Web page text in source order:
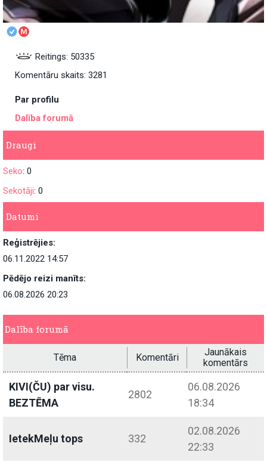
Reitings: 50335
Komentāru skaits: 3281
Par profilu
Dalība forumā
Draugi
Seko: 0
Sekotāji: 0
Datumi
Reģistrējies:
06.11.2022 14:57
Pēdējo reizi manīts:
06.08.2026 20:23
Dalība forumā
Tēma Komentāri
Jaunākais
komentārs
KIVI(ČU) par visu.
BEZTĒMA
2802
06.08.2026
18:34
IetekMeļu tops 332
02.08.2026
22:33